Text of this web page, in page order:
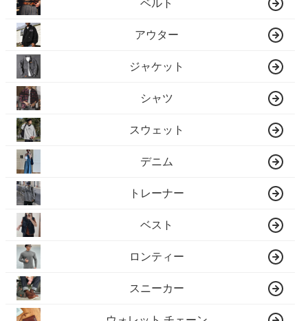
ベルト
アウター
ジャケット
シャツ
スウェット
デニム
トレーナー
ベスト
ロンティー
スニーカー